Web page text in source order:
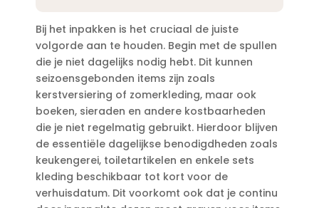
Bij het inpakken is het cruciaal de juiste
volgorde aan te houden.​ Begin met de spullen
die je niet dagelijks nodig hebt.​ Dit kunnen
seizoensgebonden items zijn zoals
kerstversiering of zomerkleding, maar ook
boeken, sieraden en andere kostbaarheden
die je niet regelmatig gebruikt.​ Hierdoor blijven
de essentiële dagelijkse benodigdheden zoals
keukengerei, toiletartikelen en enkele sets
kleding beschikbaar tot kort voor de
verhuisdatum.​ Dit voorkomt ook dat je continu